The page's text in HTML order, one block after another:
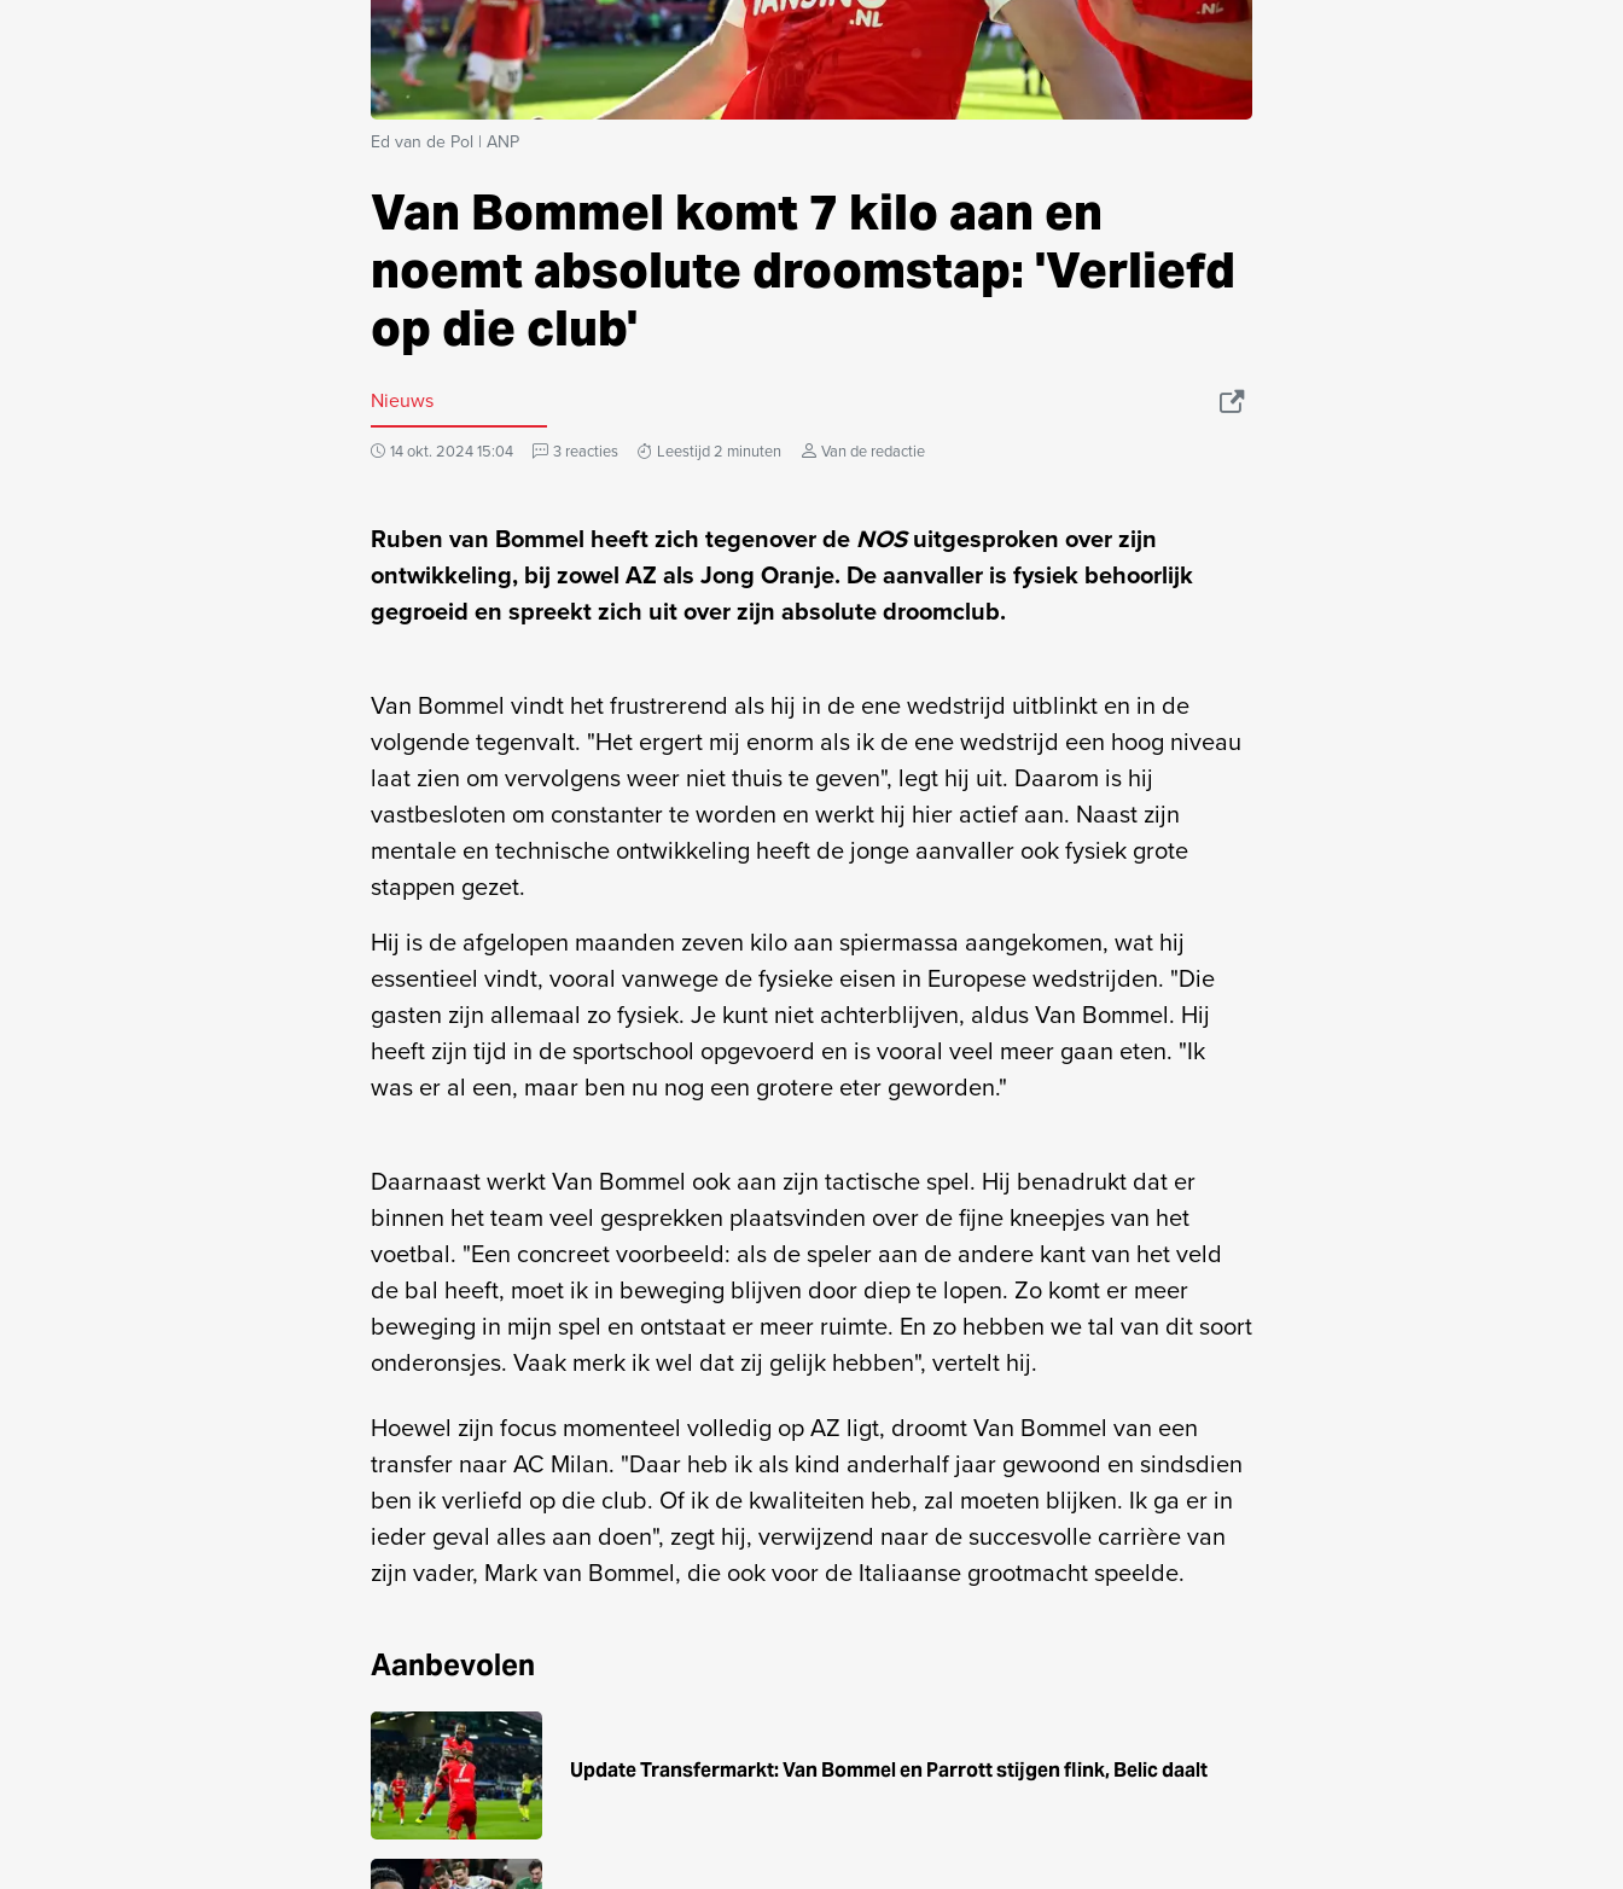
Ed van de Pol | ANP
Van Bommel komt 7 kilo aan en
noemt absolute droomstap: 'Verliefd
op die club'
Nieuws
14 okt. 2024 15:04 3 reacties Leestijd 2 minuten Van de redactie
Ruben van Bommel heeft zich tegenover de NOSuitgesproken over zijn
ontwikkeling, bij zowel AZ als Jong Oranje. De aanvaller is fysiek behoorlijk
gegroeid en spreekt zich uit over zijn absolute droomclub.
Van Bommel vindt het frustrerend als hij in de ene wedstrijd uitblinkt en in de
volgende tegenvalt. "Het ergert mij enorm als ik de ene wedstrijd een hoog niveau
laat zien om vervolgens weer niet thuis te geven", legt hij uit. Daarom is hij
vastbesloten om constanter te worden en werkt hij hier actief aan. Naast zijn
mentale en technische ontwikkeling heeft de jonge aanvaller ook fysiek grote
stappen gezet.
Hij is de afgelopen maanden zeven kilo aan spiermassa aangekomen, wat hij
essentieel vindt, vooral vanwege de fysieke eisen in Europese wedstrijden. "Die
gasten zijn allemaal zo fysiek. Je kunt niet achterblijven, aldus Van Bommel. Hij
heeft zijn tijd in de sportschool opgevoerd en is vooral veel meer gaan eten. "Ik
was er al een, maar ben nu nog een grotere eter geworden."
Daarnaast werkt Van Bommel ook aan zijn tactische spel. Hij benadrukt dat er
binnen het team veel gesprekken plaatsvinden over de fijne kneepjes van het
voetbal. "Een concreet voorbeeld: als de speler aan de andere kant van het veld
de bal heeft, moet ik in beweging blijven door diep te lopen. Zo komt er meer
beweging in mijn spel en ontstaat er meer ruimte. En zo hebben we tal van dit soort
onderonsjes. Vaak merk ik wel dat zij gelijk hebben", vertelt hij.
Hoewel zijn focus momenteel volledig op AZ ligt, droomt Van Bommel van een
transfer naar AC Milan. "Daar heb ik als kind anderhalf jaar gewoond en sindsdien
ben ik verliefd op die club. Of ik de kwaliteiten heb, zal moeten blijken. Ik ga er in
ieder geval alles aan doen", zegt hij, verwijzend naar de succesvolle carrière van
zijn vader, Mark van Bommel, die ook voor de Italiaanse grootmacht speelde.
Aanbevolen
Update Transfermarkt: Van Bommel en Parrott stijgen flink, Belic daalt